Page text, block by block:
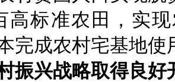
高标准农田，实
完成农村宅基地
振兴战略取得良好